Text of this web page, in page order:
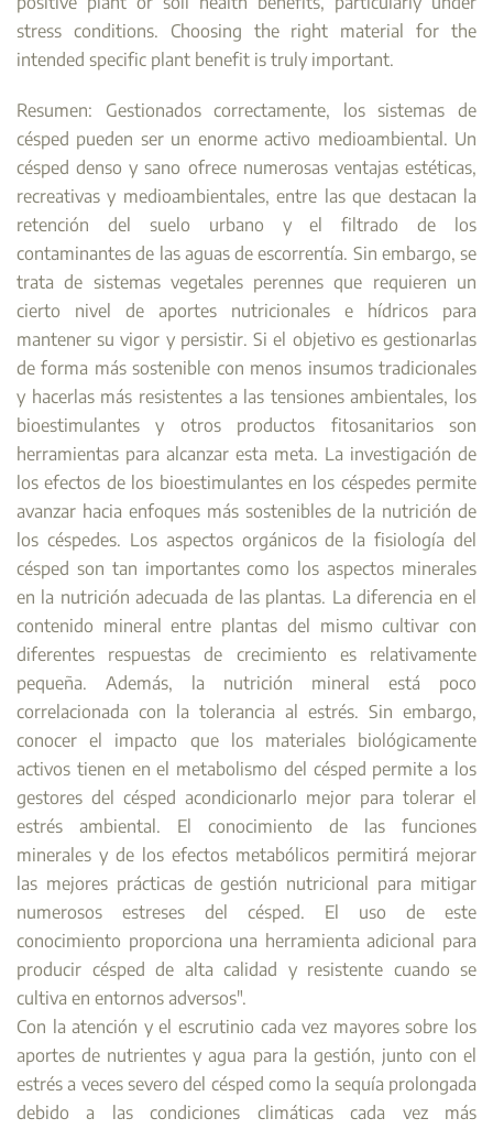
stress conditions. Choosing the right material for the
intended specific plant benefit is truly important.
Resumen: Gestionados correctamente, los sistemas de
césped pueden ser un enorme activo medioambiental. Un
césped denso y sano ofrece numerosas ventajas estéticas,
recreativas y medioambientales, entre las que destacan la
retención del suelo urbano y el filtrado de los
contaminantes de las aguas de escorrentía. Sin embargo, se
trata de sistemas vegetales perennes que requieren un
cierto nivel de aportes nutricionales e hídricos para
mantener su vigor y persistir. Si el objetivo es gestionarlas
de forma más sostenible con menos insumos tradicionales
y hacerlas más resistentes a las tensiones ambientales, los
bioestimulantes y otros productos fitosanitarios son
herramientas para alcanzar esta meta. La investigación de
los efectos de los bioestimulantes en los céspedes permite
avanzar hacia enfoques más sostenibles de la nutrición de
los céspedes. Los aspectos orgánicos de la fisiología del
césped son tan importantes como los aspectos minerales
en la nutrición adecuada de las plantas. La diferencia en el
contenido mineral entre plantas del mismo cultivar con
diferentes respuestas de crecimiento es relativamente
pequeña. Además, la nutrición mineral está poco
correlacionada con la tolerancia al estrés. Sin embargo,
conocer el impacto que los materiales biológicamente
activos tienen en el metabolismo del césped permite a los
gestores del césped acondicionarlo mejor para tolerar el
estrés ambiental. El conocimiento de las funciones
minerales y de los efectos metabólicos permitirá mejorar
las mejores prácticas de gestión nutricional para mitigar
numerosos estreses del césped. El uso de este
conocimiento proporciona una herramienta adicional para
producir césped de alta calidad y resistente cuando se
cultiva en entornos adversos".
Con la atención y el escrutinio cada vez mayores sobre los
aportes de nutrientes y agua para la gestión, junto con el
estrés a veces severo del césped como la sequía prolongada
debido a las condiciones climáticas cada vez más